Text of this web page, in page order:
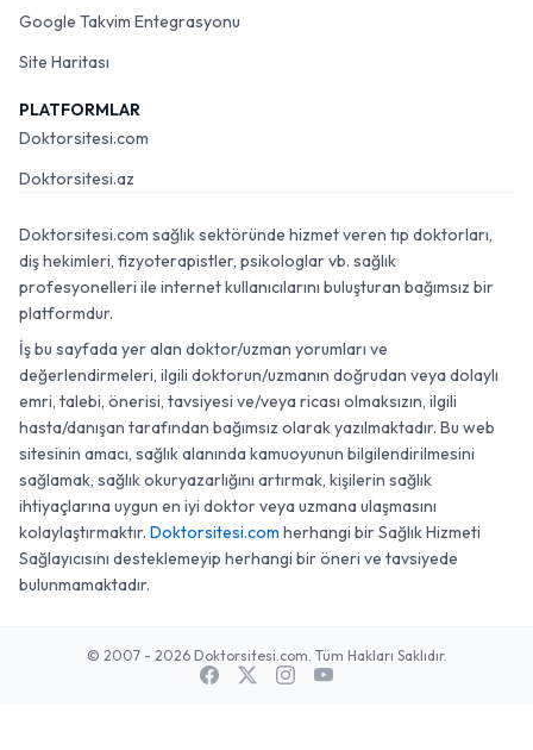
Google Takvim Entegrasyonu
Site Haritası
PLATFORMLAR
Doktorsitesi.com
Doktorsitesi.az
Doktorsitesi.com sağlık sektöründe hizmet veren tıp doktorları,
diş hekimleri, fizyoterapistler, psikologlar vb. sağlık
profesyonelleri ile internet kullanıcılarını buluşturan bağımsız bir
platformdur.
İş bu sayfada yer alan doktor/uzman yorumları ve
değerlendirmeleri, ilgili doktorun/uzmanın doğrudan veya dolaylı
emri, talebi, önerisi, tavsiyesi ve/veya ricası olmaksızın, ilgili
hasta/danışan tarafından bağımsız olarak yazılmaktadır. Bu web
sitesinin amacı, sağlık alanında kamuoyunun bilgilendirilmesini
sağlamak, sağlık okuryazarlığını artırmak, kişilerin sağlık
ihtiyaçlarına uygun en iyi doktor veya uzmana ulaşmasını
kolaylaştırmaktır. Doktorsitesi.com herhangi bir Sağlık Hizmeti
Sağlayıcısını desteklemeyip herhangi bir öneri ve tavsiyede
bulunmamaktadır.
© 2007 - 2026 Doktorsitesi.com. Tüm Hakları Saklıdır.